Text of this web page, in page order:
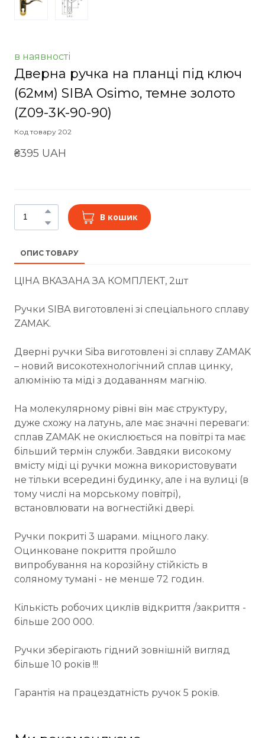
в наявності
Дверна ручка на планці під ключ
(62мм) SIBA Osimo, темне золото
(Z09-3K-90-90)
Код товару 202
₴395 UAH
В кошик
ОПИС ТОВАРУ
ЦІНА ВКАЗАНА ЗА КОМПЛЕКТ, 2шт
Ручки SIBA виготовлені зі спеціального сплаву
ZAMAK.
Дверні ручки Siba виготовлені зі сплаву ZAMAK
– новий високотехнологічний сплав цинку,
алюмінію та міді з додаванням магнію.
На молекулярному рівні він має структуру,
дуже схожу на латунь, але має значні переваги:
сплав ZAMAK не окислюється на повітрі та має
більший термін служби. Завдяки високому
вмісту міді ці ручки можна використовувати
не тільки всередині будинку, але і на вулиці (в
тому числі на морському повітрі),
встановлювати на вогнестійкі двері.
Ручки покриті 3 шарами. міцного лаку.
Оцинковане покриття пройшло
випробування на корозійну стійкість в
соляному тумані - не менше 72 годин.
Кількість робочих циклів відкриття /закриття -
більше 200 000.
Ручки зберігають гідний зовнішній вигляд
більше 10 років !!!
Гарантія на працездатність ручок 5 років.